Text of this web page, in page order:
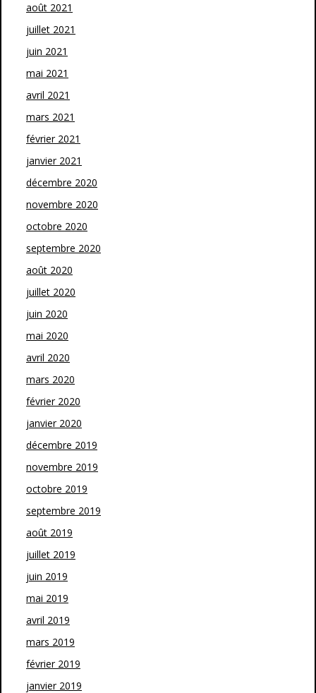
août 2021
juillet 2021
juin 2021
mai 2021
avril 2021
mars 2021
février 2021
janvier 2021
décembre 2020
novembre 2020
octobre 2020
septembre 2020
août 2020
juillet 2020
juin 2020
mai 2020
avril 2020
mars 2020
février 2020
janvier 2020
décembre 2019
novembre 2019
octobre 2019
septembre 2019
août 2019
juillet 2019
juin 2019
mai 2019
avril 2019
mars 2019
février 2019
janvier 2019